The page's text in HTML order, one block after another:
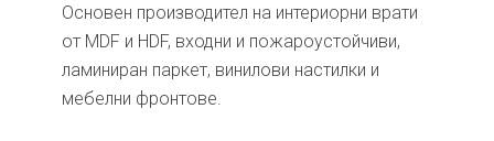
Основен производител на интериорни врати
от MDF и HDF, входни и пожароустойчиви,
ламиниран паркет, винилови настилки и
мебелни фронтове.